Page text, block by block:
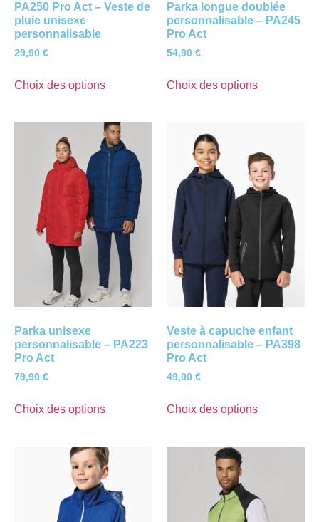
PA250 Pro Act – Veste de
pluie unisexe
personnalisable
29,90 €
Choix des options
Parka longue doublée
personnalisable – PA245
Pro Act
54,90 €
Choix des options
Parka unisexe
personnalisable – PA223
Pro Act
79,90 €
Choix des options
Veste à capuche enfant
personnalisable – PA398
Pro Act
49,00 €
Choix des options